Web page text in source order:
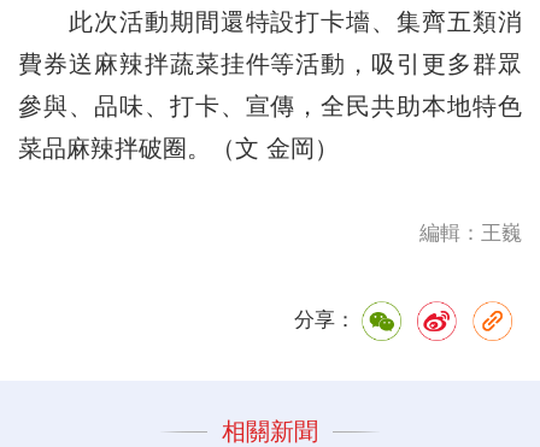
此次活動期間還特設打卡墻、集齊五類消
費券送麻辣拌蔬菜挂件等活動，吸引更多群眾
參與、品味、打卡、宣傳，全民共助本地特色
菜品麻辣拌破圈。（文 金岡）
編輯：王巍
分享：
相關新聞